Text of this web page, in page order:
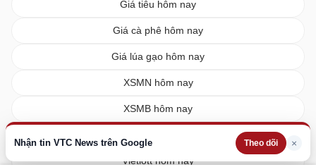
Nhận tin VTC News trên Google Theo dõi ×
Giá tiêu hôm nay
Giá cà phê hôm nay
Giá lúa gạo hôm nay
XSMN hôm nay
XSMB hôm nay
Vietlott hôm nay